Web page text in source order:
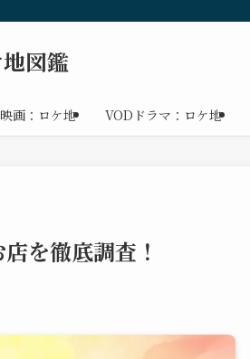
図鑑
映画：ロケ地 VODドラマ：ロケ地
を徹底調査！